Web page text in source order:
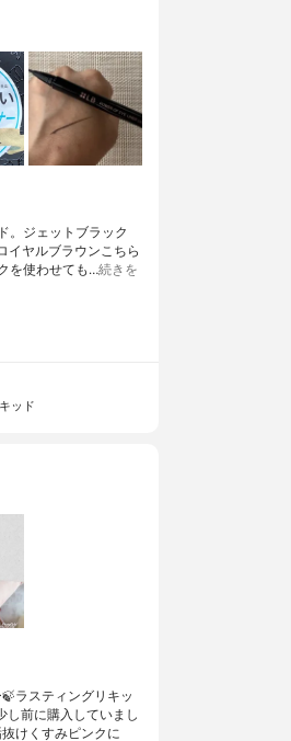
。ジェットブラック
イヤルブラウンこちら
を使わせても…続きを
ッド
ラスティングリキッ
し前に購入していまし
けくすみピンクに